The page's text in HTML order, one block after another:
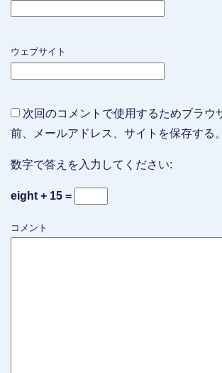
ウェブサイト
次回のコメントで使用するためブラウ
前、メールアドレス、サイトを保存する。
数字で答えを入力してください:
eight + 15 =
コメント